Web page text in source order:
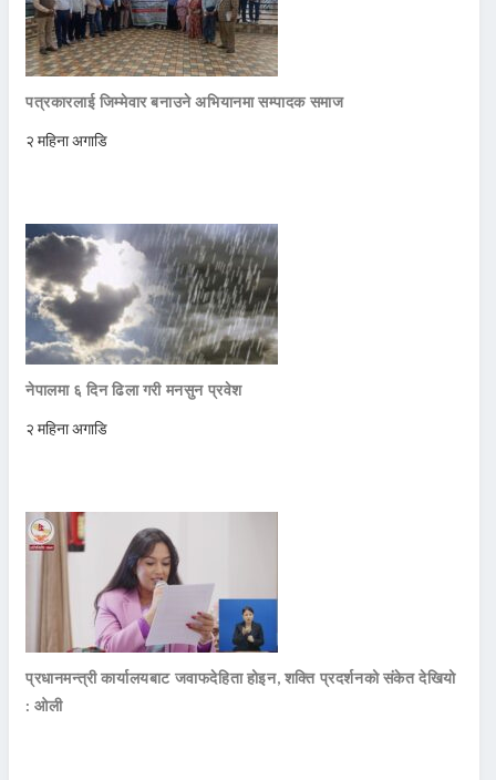
पत्रकारलाई जिम्मेवार बनाउने अभियानमा सम्पादक समाज
२ महिना अगाडि
नेपालमा ६ दिन ढिला गरी मनसुन प्रवेश
२ महिना अगाडि
प्रधानमन्त्री कार्यालयबाट जवाफदेहिता होइन, शक्ति प्रदर्शनको संकेत देखियो
: ओली